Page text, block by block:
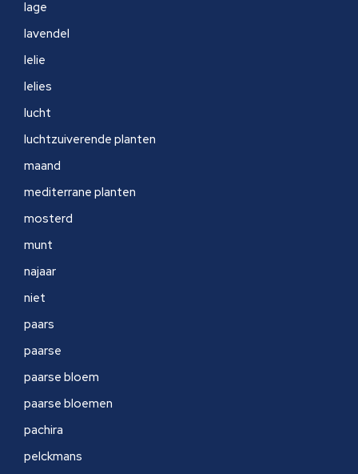
lage
lavendel
lelie
lelies
lucht
luchtzuiverende planten
maand
mediterrane planten
mosterd
munt
najaar
niet
paars
paarse
paarse bloem
paarse bloemen
pachira
pelckmans